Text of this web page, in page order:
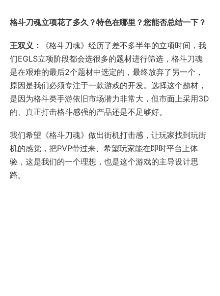
格斗刀魂立项花了多久？特色在哪里？您能否总结一下？
王双义：
《格斗刀魂》经历了差不多半年的立项时间，我
们EGLS立项阶段都会选很多的题材进行筛选，格斗刀魂
是在艰难的最后2个题材中选定的，最终放弃了另一个，
原因是我们必须专注于一款游戏的开发。选择这个题材，
是因为格斗类手游依旧市场潜力非常大，但市面上采用3D
的、真正打击格斗感强的产品还是不足够好。
我们希望《格斗刀魂》做出街机打击感，让玩家找到玩街
机的感觉，把PVP带过来、希望玩家能在即时平台上体
验，这是我们的一个理想，也是这个游戏的主导设计思
路。